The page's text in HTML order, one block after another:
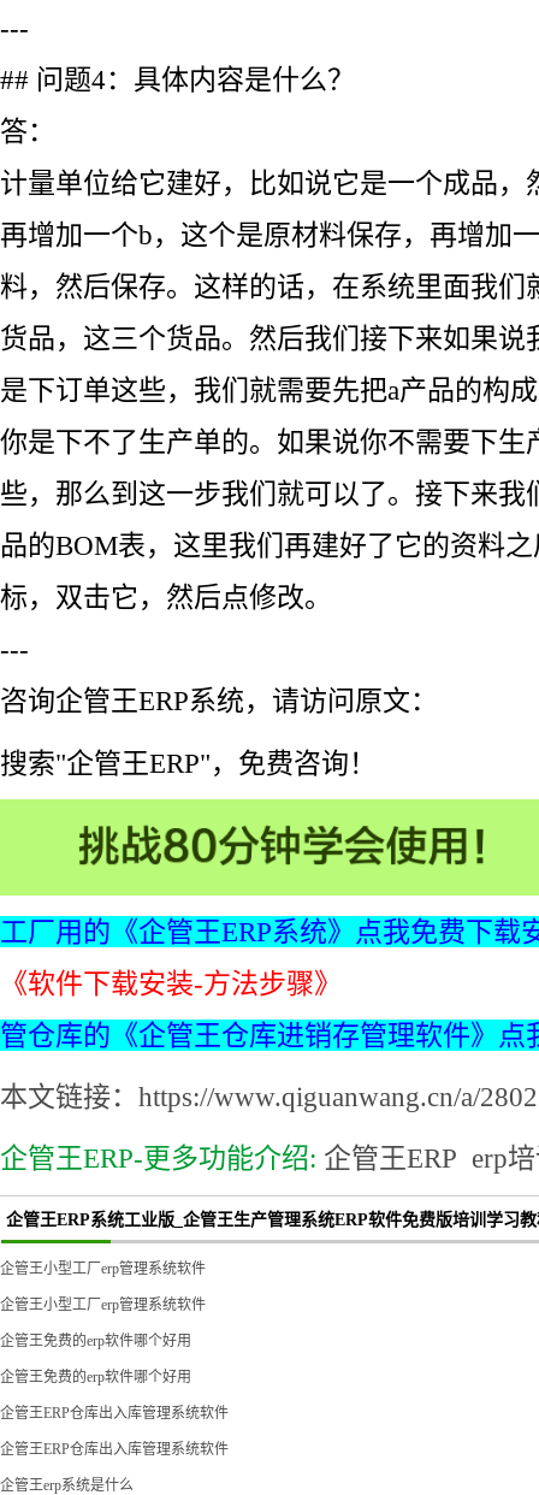
---
## 问题4：具体内容是什么？
答：
计量单位给它建好，比如说它是一个成品，
再增加一个b，这个是原材料保存，再增加
料，然后保存。这样的话，在系统里面我们
货品，这三个货品。然后我们接下来如果说
是下订单这些，我们就需要先把a产品的构
你是下不了生产单的。如果说你不需要下生
些，那么到这一步我们就可以了。接下来我
品的BOM表，这里我们再建好了它的资料
标，双击它，然后点修改。
---
咨询企管王ERP系统，请访问原文：
搜索"企管王ERP"，免费咨询！
工厂用的《企管王ERP系统》点我免费下载
《软件下载安装-方法步骤》
管仓库的《企管王仓库进销存管理软件》点
本文链接：https://www.qiguanwang.cn/a/
企管王ERP-更多功能介绍: 企管王ERP erp
企管王ERP系统工业版_企管王生产管理系统ERP软件免费版培训学习
企管王小型工厂erp管理系统软件
企管王小型工厂erp管理系统软件
企管王免费的erp软件哪个好用
企管王免费的erp软件哪个好用
企管王ERP仓库出入库管理系统软件
企管王ERP仓库出入库管理系统软件
企管王erp系统是什么